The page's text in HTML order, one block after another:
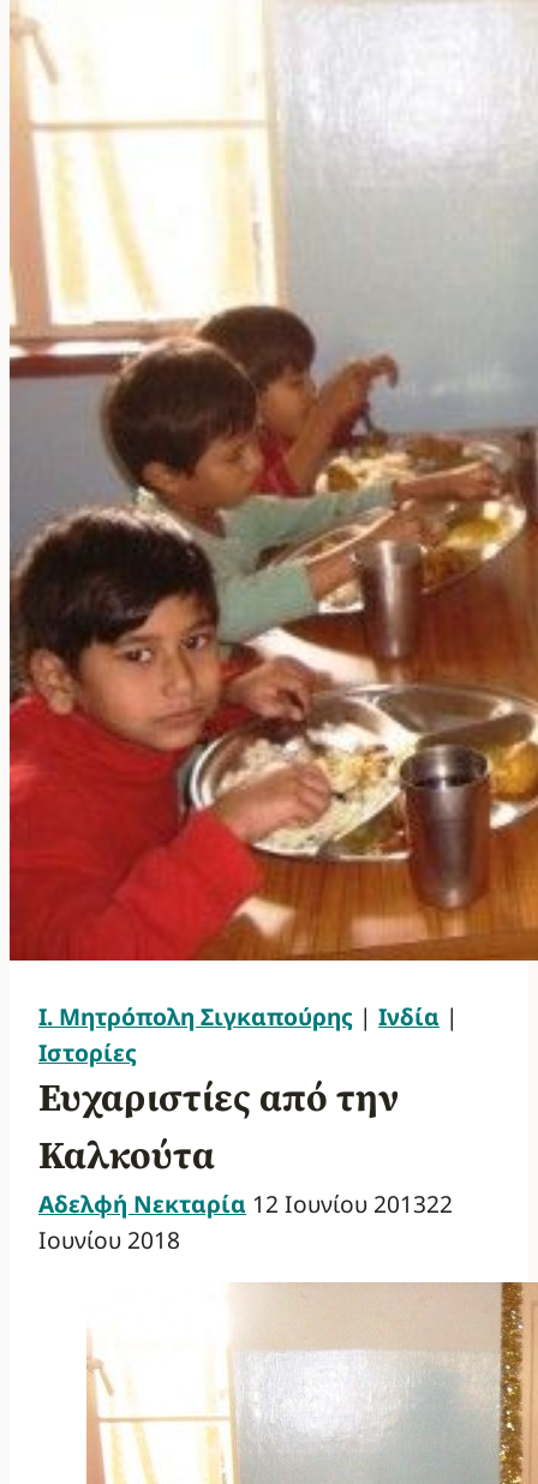
Ι. Μητρόπολη Σιγκαπούρης | Ινδία |
Ιστορίες
Ευχαριστίες από την
Καλκούτα
Αδελφή Νεκταρία 12 Ιουνίου 201322
Ιουνίου 2018